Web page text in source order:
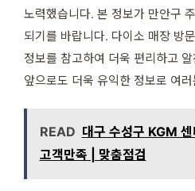
노력했습니다. 본 정보가 만안구
되기를 바랍니다. 다이소 매장 방
정보를 참고하여 더욱 편리하고
앞으로도 더욱 유익한 정보로 여
READ 대구 수성구 KGM 센
고객만족 | 맞춤점검